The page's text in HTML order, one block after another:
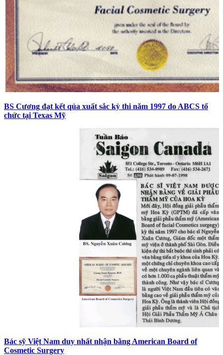
BS Cương đạt kết qủa xuất sắc kỳ thi năm 1997 do ABCS tổ
chức tại Texas Mỹ
Bác sỹ Việt Nam duy nhất nhận bằng American Board of
Cosmetic Surgery